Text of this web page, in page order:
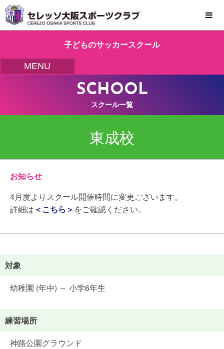
MENU
子どものサッカースクール
MENU
SCHOOL
スクール一覧
東成校
お知らせ
4月度よりスクール開催時間に変更ございます。
詳細は ＜こちら＞ をご確認ください。
対象
幼稚園 (年中) ～ 小学6年生
練習場所
神路公園グラウンド